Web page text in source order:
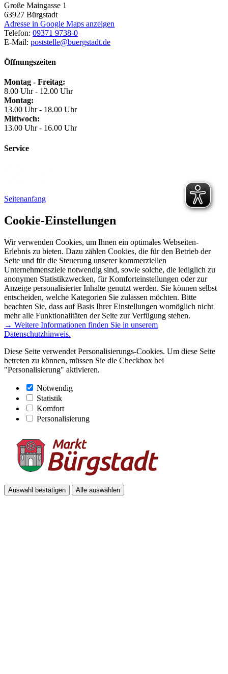
Große Maingasse 1
63927 Bürgstadt
Adresse in Google Maps anzeigen
Telefon: 09371 9738-0
E-Mail: poststelle@buergstadt.de
Öffnungszeiten
Montag - Freitag:
8.00 Uhr - 12.00 Uhr
Montag:
13.00 Uhr - 18.00 Uhr
Mittwoch:
13.00 Uhr - 16.00 Uhr
Service
Seitenanfang
Cookie-Einstellungen
Wir verwenden Cookies, um Ihnen ein optimales Webseiten-
Erlebnis zu bieten. Dazu zählen Cookies, die für den Betrieb der
Seite und für die Steuerung unserer kommerziellen
Unternehmensziele notwendig sind, sowie solche, die lediglich zu
anonymen Statistikzwecken, für Komforteinstellungen oder zur
Anzeige personalisierter Inhalte genutzt werden. Sie können selbst
entscheiden, welche Kategorien Sie zulassen möchten. Bitte
beachten Sie, dass auf Basis Ihrer Einstellungen womöglich nicht
mehr alle Funktionalitäten der Seite zur Verfügung stehen.
→ Weitere Informationen finden Sie in unserem
Datenschutzhinweis.
Diese Seite verwendet Personalisierungs-Cookies. Um diese Seite
betreten zu können, müssen Sie die Checkbox bei
"Personalisierung" aktivieren.
Notwendig
Statistik
Komfort
Personalisierung
Auswahl bestätigen Alle auswählen